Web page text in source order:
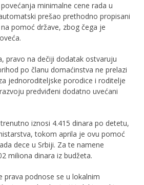
minimalne cene rada u
prešao prethodno propisani
pomoć države, zbog čega je
pravo na dečiji dodatak ostvaruju
po članu domaćinstva ne prelazi
jednoroditeljske porodice i roditelje
predviđeni dodatno uvećani
iznosi 4.415 dinara po detetu,
tokom aprila je ovu pomoć
dece u Srbiji. Za te namene
miliona dinara iz budžeta.
prava podnose se u lokalnim